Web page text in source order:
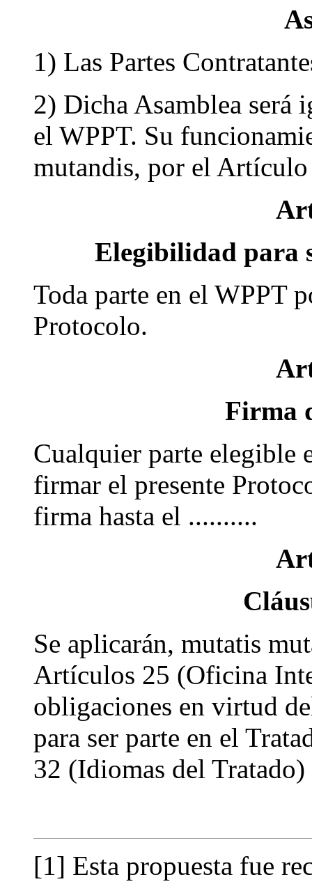
1) Las Partes
2) Dicha Asamblea será
el WPPT. Su
mutandis, por el
Elegibilidad para
Toda parte en el WPPT
Protocolo.
Firma
Cualquier parte
firmar el presente
firma hasta el ..........
Se aplicarán, mutatis
Artículos 25 (Oficina
obligaciones en virtud
para ser parte en el
32 (Idiomas del
[1] Esta propuesta fue